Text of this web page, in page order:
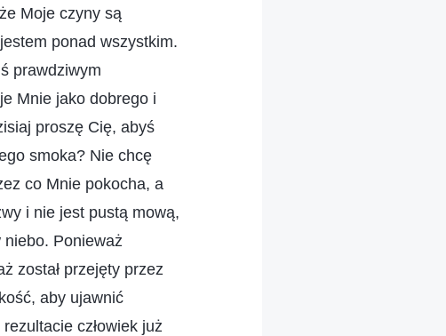
Moje czyny są
ponad wszystkim.
prawdziwym
Mnie jako dobrego i
proszę Cię, abyś
smoka? Nie chcę
co Mnie pokocha, a
i nie jest pustą mową,
niebo. Ponieważ
został przejęty przez
aby ujawnić
człowiek już